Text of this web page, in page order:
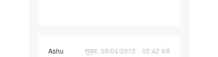
Ashu
शुक्र, 09/04/2015 - 05:42 बजे